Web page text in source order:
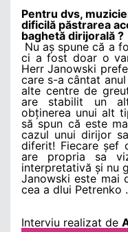
Pentru dvs,
dificilă păstrarea
baghetă dirijorală ?
Nu aș spune că a
ci a fost doar o
Herr Janowski
care s-a cântat
alte centre de
are stabilit un
obținerea unui alt
să spun că este
cazul unui dirijor
diferit! Fiecare șef
are propria sa
interpretativă și nu
Janowski este mai
cea a dlui Petrenko .
Interviu realizat de